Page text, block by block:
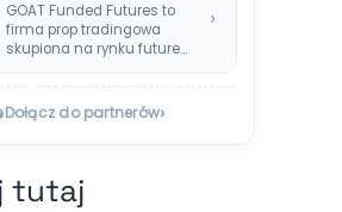
GOAT Funded Futures to
firma prop tradingowa
skupiona na rynku futures.
›
Dołącz do partnerów›
tutaj